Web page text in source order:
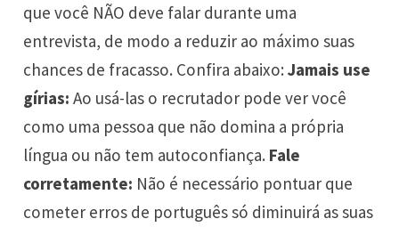
que você NÃO deve falar durante uma
entrevista, de modo a reduzir ao máximo suas
chances de fracasso. Confira abaixo:Jamais use
gírias:Ao usá-las o recrutador pode ver você
como uma pessoa que não domina a própria
língua ou não tem autoconfiança. Fale
corretamente: Não é necessário pontuar que
cometer erros de português só diminuirá as suas